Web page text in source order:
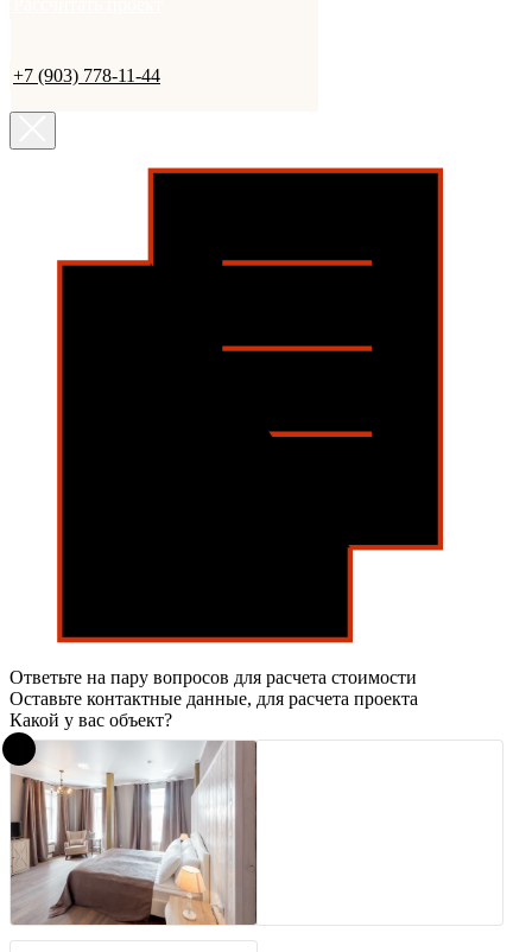
+7 (903) 778-11-44
Ответьте на пару вопросов для расчета стоимости
Оставьте контактные данные, для расчета проекта
Какой у вас объект?